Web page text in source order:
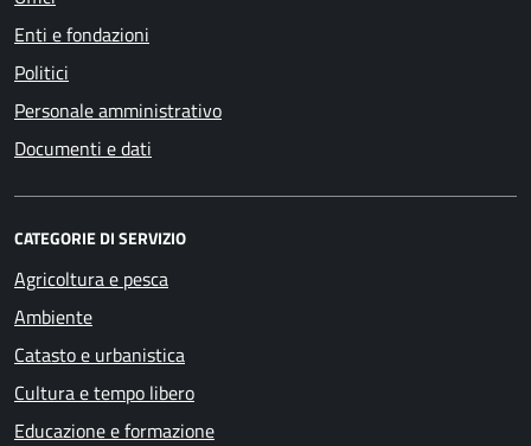
Enti e fondazioni
Politici
Personale amministrativo
Documenti e dati
CATEGORIE DI SERVIZIO
Agricoltura e pesca
Ambiente
Catasto e urbanistica
Cultura e tempo libero
Educazione e formazione